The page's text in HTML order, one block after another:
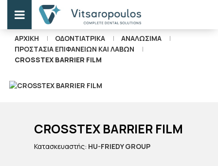
ΑΡΧΙΚΉ ΟΔΟΝΤΙΑΤΡΙΚΑ
ΑΝΑΛΩΣΙΜΑ
ΠΡΟΣΤΑΣΊΑ ΕΠΙΦΑΝΕΙΏΝ ΚΑΙ ΛΑΒΏΝ
CROSSTEX BARRIER FILM
CROSSTEX BARRIER FILM
Κατασκευαστής: HU-FRIEDY GROUP